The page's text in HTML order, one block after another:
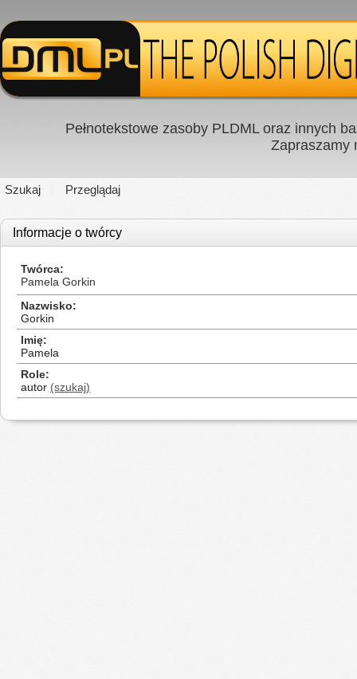
Pełnotekstowe zasoby PLDML oraz innych
Zapraszamy
Szukaj Przeglądaj
Informacje o twórcy
Twórca
Pamela Gorkin
Nazwisko
Gorkin
Imię
Pamela
Role
autor (szukaj)